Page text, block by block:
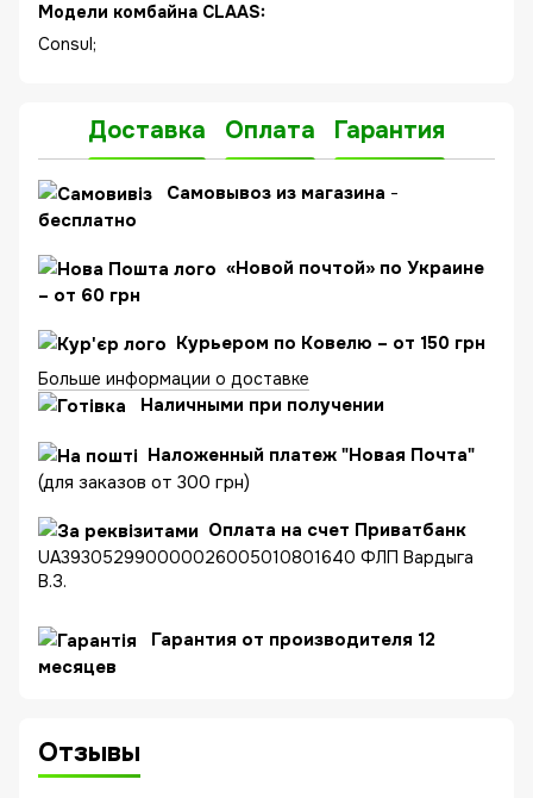
Модели комбайна CLAAS:
Consul;
Доставка Оплата Гарантия
Cамовывоз из магазина -
бесплатно
«Новой почтой» по Украине
– от 60 грн
Курьером по Ковелю – от 150 грн
Больше информации о доставке
Наличными при получении
Наложенный платеж "Новая Почта"
(для заказов от 300 грн)
Оплата на счет Приватбанк
UA393052990000026005010801640 ФЛП Вардыга
В.З.
Гарантия от производителя 12
месяцев
Отзывы